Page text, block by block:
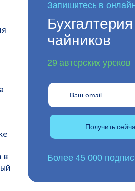
в
Запишитесь в
чайников
29 авторских уроков
Получить
Более 45 000